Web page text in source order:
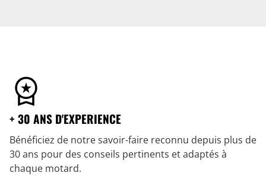
+ 30 ANS D'EXPERIENCE
Bénéficiez de notre savoir-faire reconnu depuis plus de
30 ans pour des conseils pertinents et adaptés à
chaque motard.